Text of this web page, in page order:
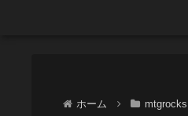
ホーム mtgrocks